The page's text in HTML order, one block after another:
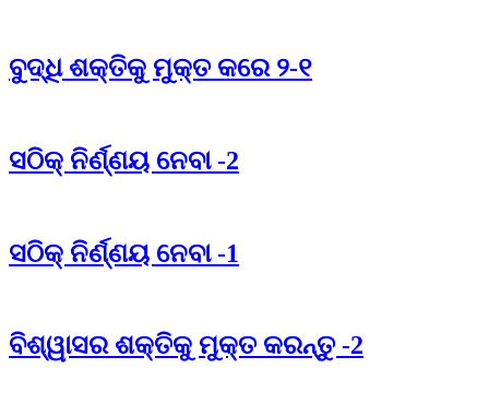
ବୁଦ୍ଧି ଶକ୍ତିକୁ ମୁକ୍ତ କରେ ୨-୧
ସଠିକ୍ ନିର୍ଣ୍ଣୟ ନେବା -2
ସଠିକ୍ ନିର୍ଣ୍ଣୟ ନେବା -1
ବିଶ୍ୱାସର ଶକ୍ତିକୁ ମୁକ୍ତ କରନ୍ତୁ -2